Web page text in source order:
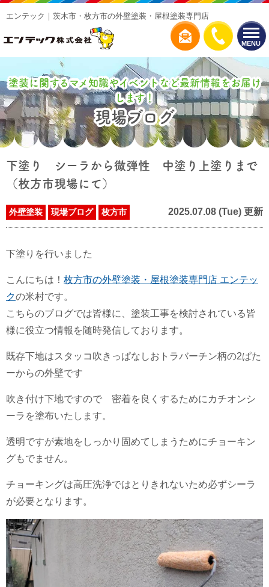
MENU
エンテック｜茨木市・枚方市の外壁塗装・屋根塗装専門店
塗装に関するマメ知識やイベントなど最新情報をお届け
します！
現場ブログ
下塗り シーラから微弾性 中塗り上塗りまで
（枚方市現場にて）
外壁塗装 現場ブログ 枚方市 2025.07.08 (Tue) 更新
下塗りを行いました
こんにちは！ 枚方市の外壁塗装・屋根塗装専門店 エンテッ
クの米村です。
こちらのブログでは皆様に、塗装工事を検討されている皆
様に役立つ情報を随時発信しております。
既存下地はスタッコ吹きっぱなしおトラバーチン柄の2ぱた
ーからの外壁です
吹き付け下地ですので 密着を良くするためにカチオンシ
ーラを塗布いたします。
透明ですが素地をしっかり固めてしまうためにチョーキン
グもでません。
チョーキングは高圧洗浄ではとりきれないため必ずシーラ
が必要となります。